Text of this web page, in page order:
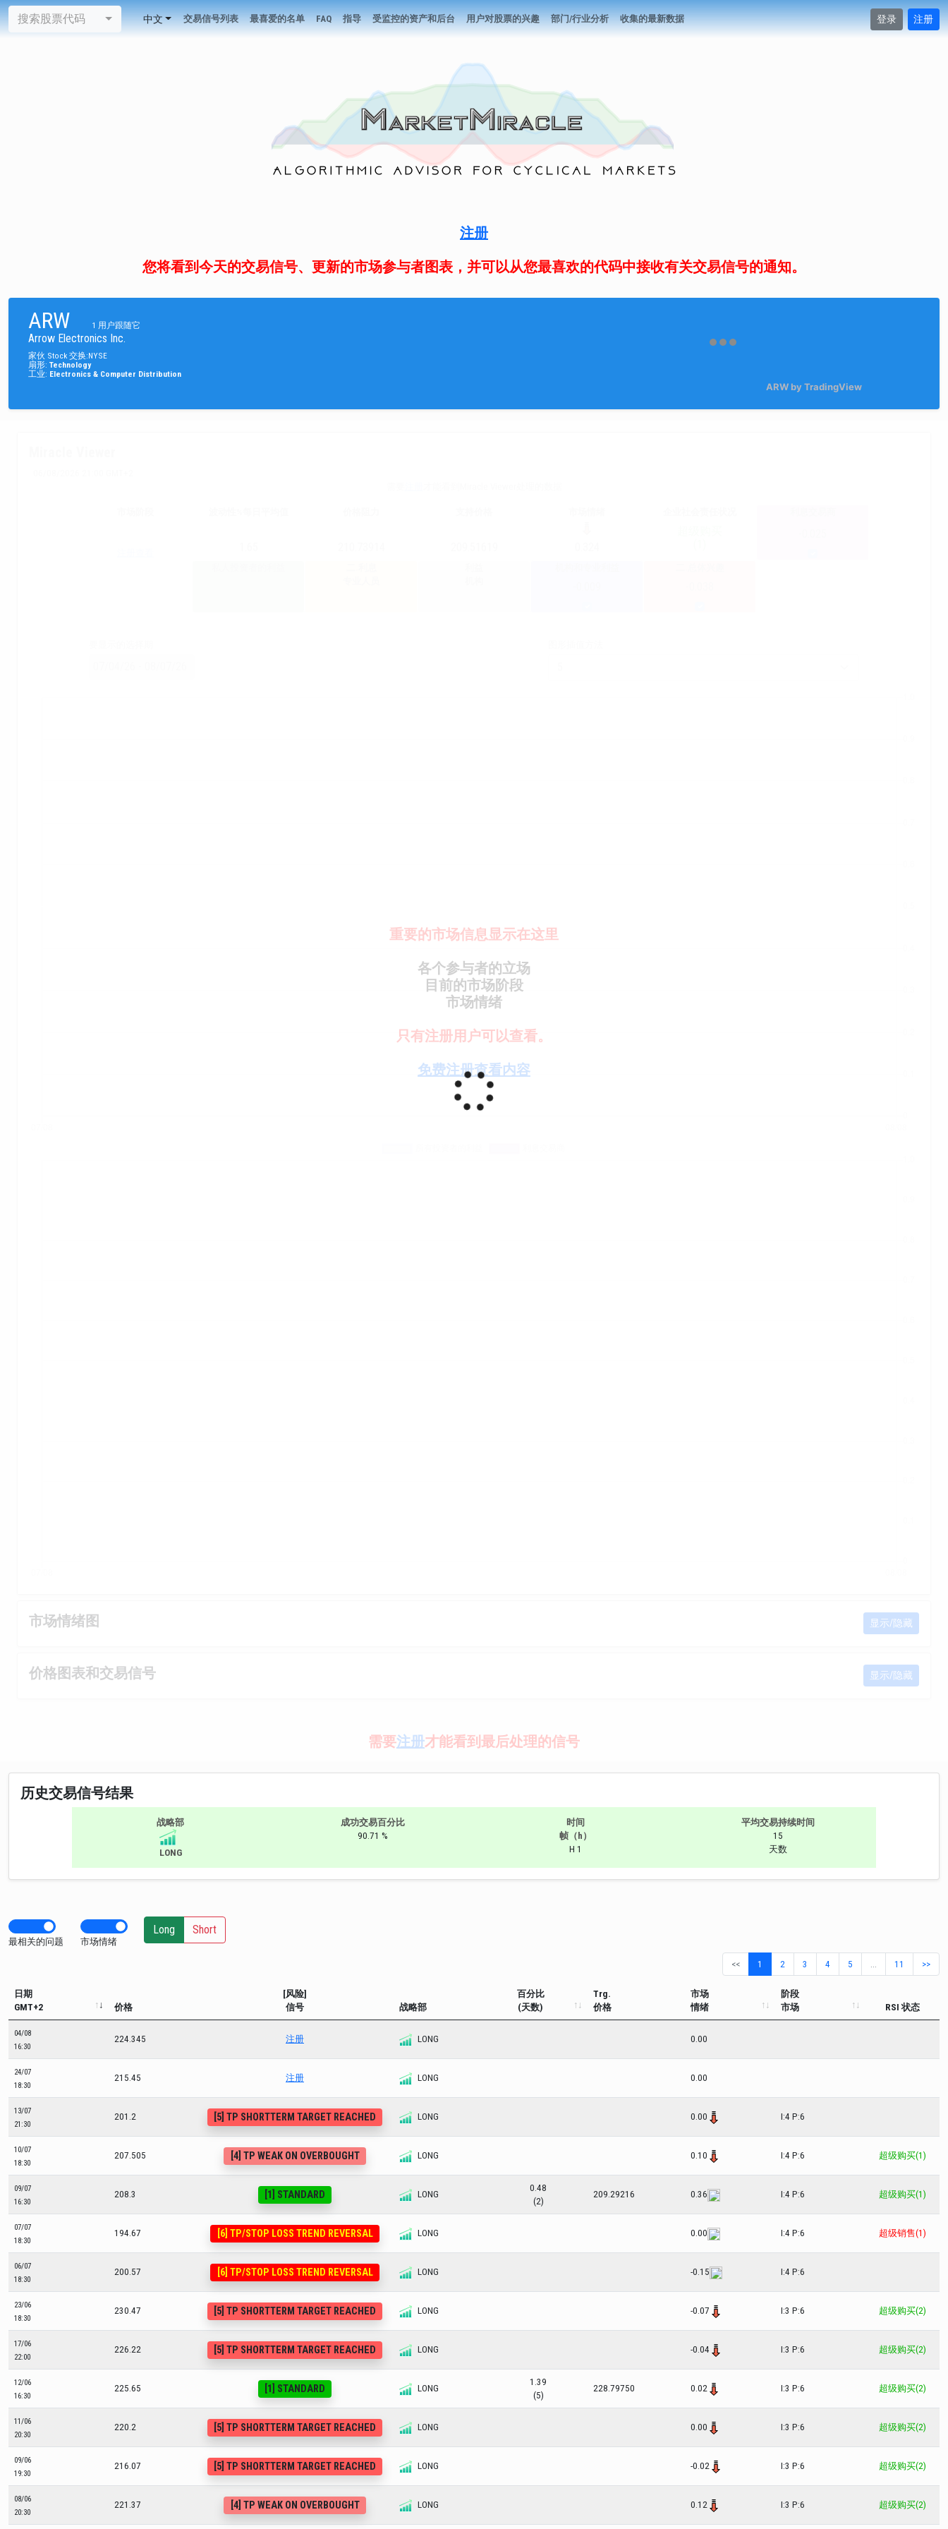
搜索股票代码 中文 交易信号列表 最喜爱的名单 FAQ 指导 受监控的资产和后台 用户对股票的兴趣 部门/行业分析 收集的最新数据 登录 注册
注册
您将看到今天的交易信号、更新的市场参与者图表，并可以从您最喜欢的代码中接收有关交易信号的通知。
ARW 1 用户跟随它
Arrow Electronics Inc.
家伙 Stock交换:NYSE
扇形: Technology
工业: Electronics & Computer Distribution
ARW by TradingView
重要的市场信息显示在这里
各个参与者的立场
目前的市场阶段
市场情绪
只有注册用户可以查看。
免费注册查看内容
市场情绪图 显示/隐藏
价格图表和交易信号 显示/隐藏
需要注册才能看到最后处理的信号
历史交易信号结果
战略部
LONG
成功交易百分比
90.71 %
时间
帧（h）
H 1
平均交易持续时间
15
天数
最相关的问题 市场情绪
Long Short
<< 1 2 3 4 5 … 11 >>
日期
GMT+2
价格
[风险]
信号
战略部
百分比
(天数)
Trg.
价格
市场
情绪
阶段
市场
RSI 状态
04/08
16:30
224.345 注册 LONG 0.00
24/07
18:30
215.45 注册 LONG 0.00
13/07
21:30
201.2 [5] TP SHORTTERM TARGET REACHED LONG 0.00 I:4 P:6
10/07
18:30
207.505 [4] TP WEAK ON OVERBOUGHT LONG 0.10 I:4 P:6 超级购买(1)
09/07
16:30
208.3 [1] STANDARD LONG
0.48
(2)
209.29216 0.36 I:4 P:6 超级购买(1)
07/07
18:30
194.67 [6] TP/STOP LOSS TREND REVERSAL LONG 0.00 I:4 P:6 超级销售(1)
06/07
18:30
200.57 [6] TP/STOP LOSS TREND REVERSAL LONG -0.15 I:4 P:6
23/06
18:30
230.47 [5] TP SHORTTERM TARGET REACHED LONG -0.07 I:3 P:6 超级购买(2)
17/06
22:00
226.22 [5] TP SHORTTERM TARGET REACHED LONG -0.04 I:3 P:6 超级购买(2)
12/06
16:30
225.65 [1] STANDARD LONG
1.39
(5)
228.79750 0.02 I:3 P:6 超级购买(2)
11/06
20:30
220.2 [5] TP SHORTTERM TARGET REACHED LONG 0.00 I:3 P:6 超级购买(2)
09/06
19:30
216.07 [5] TP SHORTTERM TARGET REACHED LONG -0.02 I:3 P:6 超级购买(2)
08/06
20:30
221.37 [4] TP WEAK ON OVERBOUGHT LONG 0.12 I:3 P:6 超级购买(2)